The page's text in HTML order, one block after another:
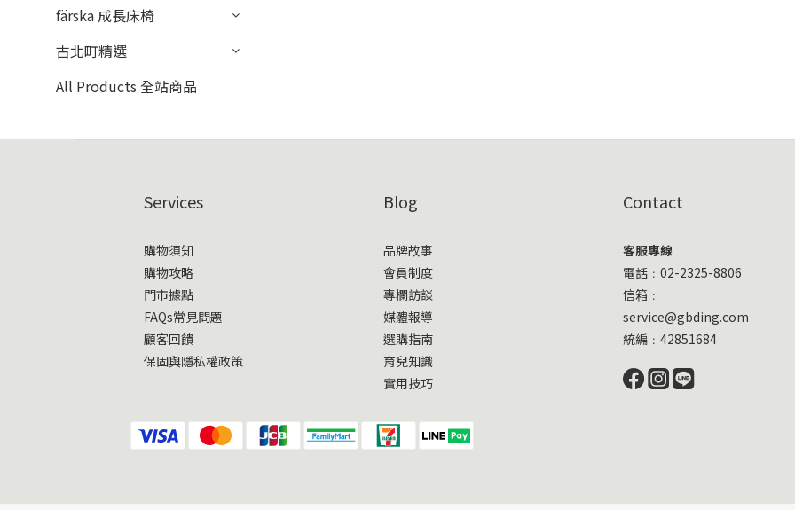
färska 成長床椅
古北町精選
All Products 全站商品
Services
購物須知
購物攻略
門市據點
FAQs常見問題
顧客回饋
保固與隱私權政策
Blog
品牌故事
會員制度
專欄訪談
媒體報導
選購指南
育兒知識
實用技巧
Contact
客服專線
電話﹕02-2325-8806
信箱﹕
service@gbding.com
統編﹕42851684